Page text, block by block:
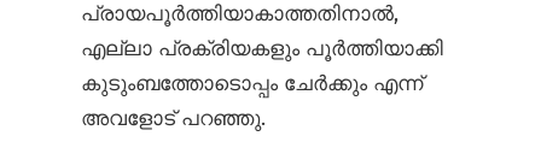
പ്രായപൂർത്തിയാകാത്തതിനാൽ,
എല്ലാ പ്രക്രിയകളും പൂർത്തിയാക്കി
കുടുംബത്തോടൊപ്പം ചേർക്കും എന്ന്
അവളോട് പറഞ്ഞു.